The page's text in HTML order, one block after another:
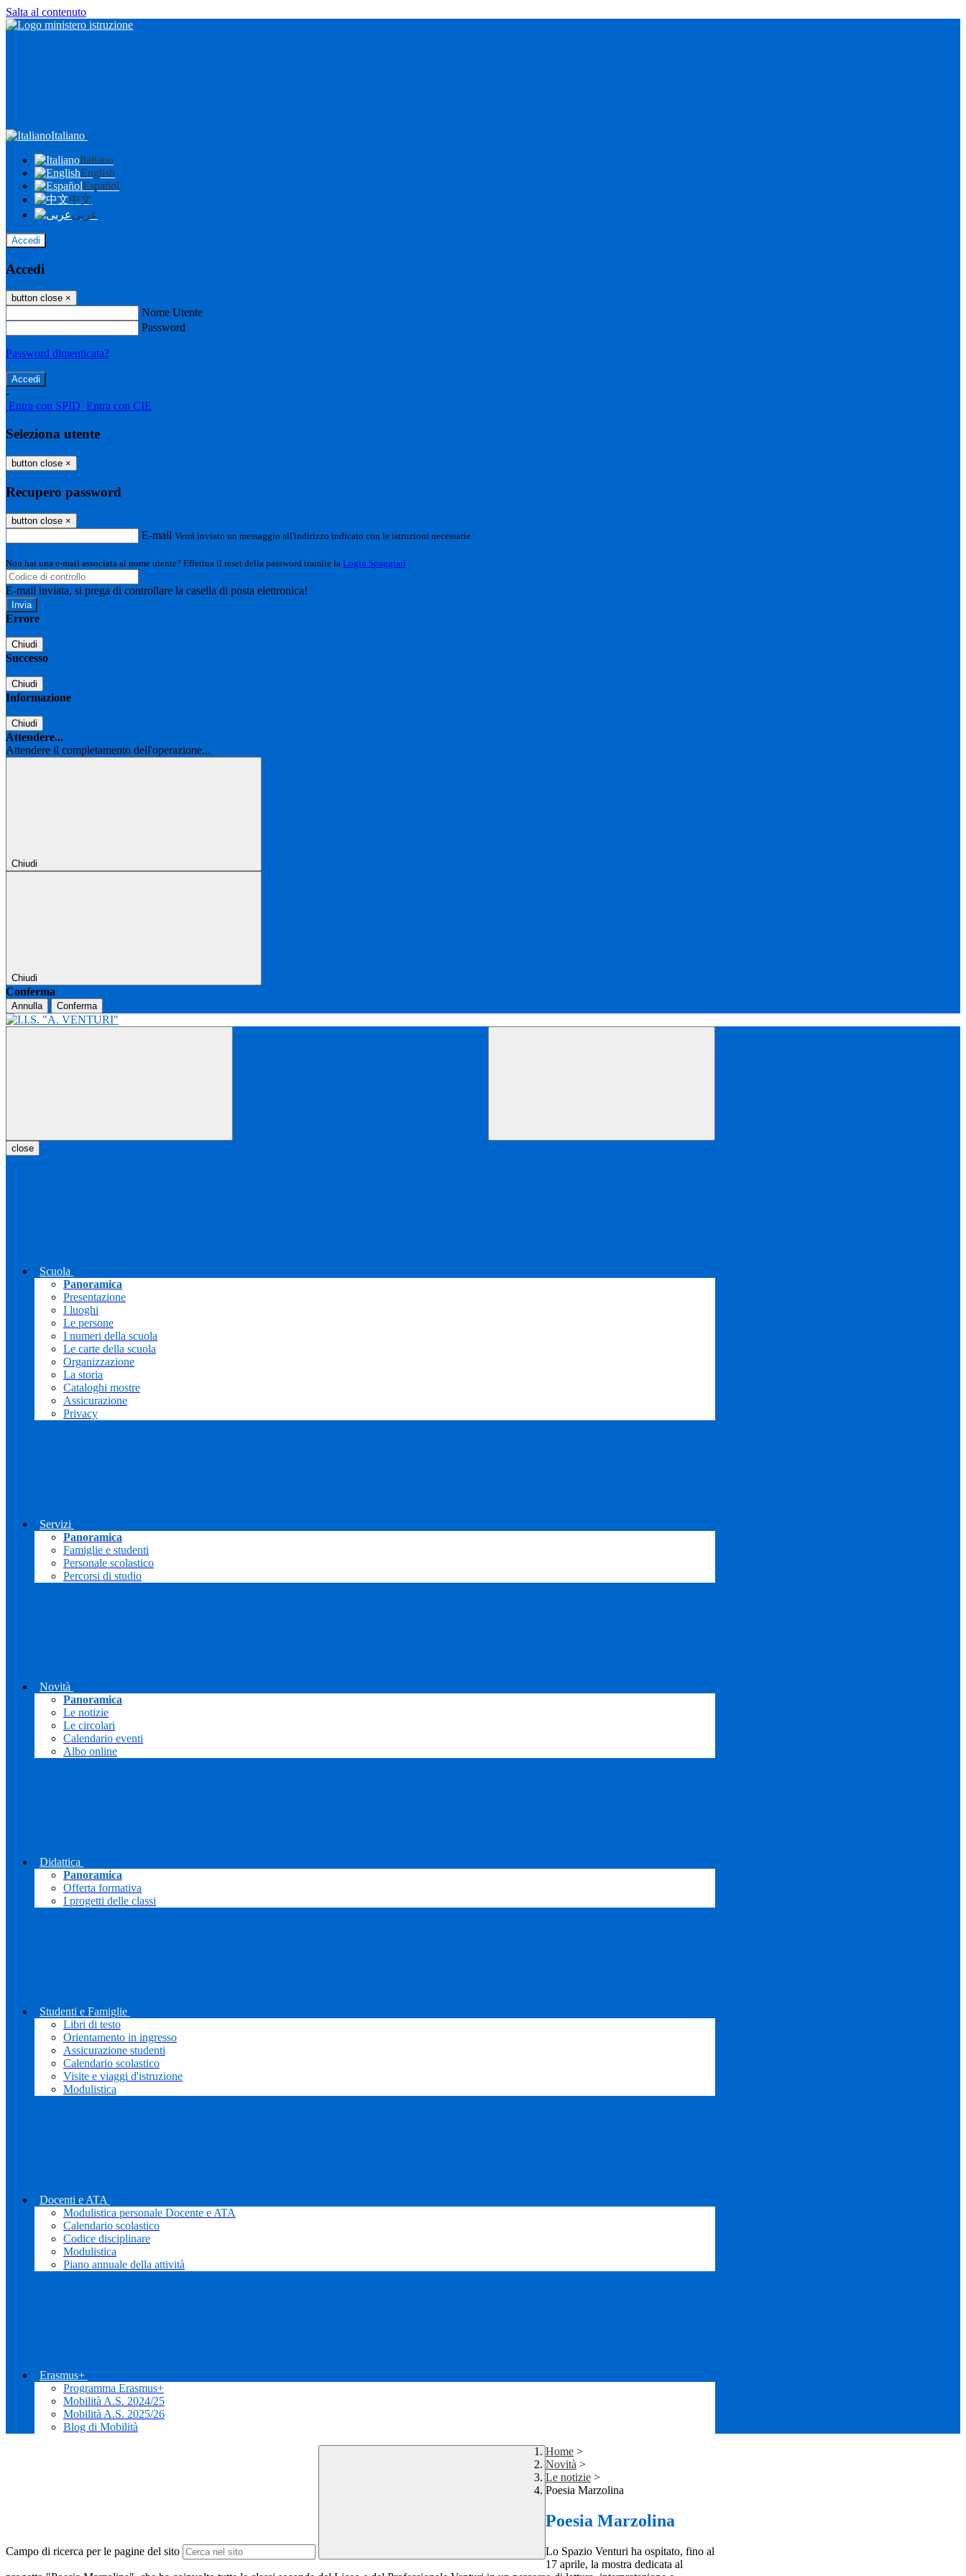
Salta al contenuto
Italiano
Italiano
English
Español
中文
عربى
Accedi
Accedi
button close ×
Nome Utente
Password
Password dimenticata?
-
Entra con SPID Entra con CIE
Seleziona utente
button close ×
Recupero password
button close ×
E-mail Verrà inviato un messaggio all'indirizzo indicato con le istruzioni necessarie.
Non hai una e-mail associata al nome utente? Effettua il reset della password tramite la Login Spaggiari
E-mail inviata, si prega di controllare la casella di posta elettronica!
Errore
Chiudi
Successo
Chiudi
Informazione
Chiudi
Attendere...
Attendere il completamento dell'operazione...
Chiudi
Chiudi
Conferma
Annulla Conferma
close
Scuola
Panoramica
Presentazione
I luoghi
Le persone
I numeri della scuola
Le carte della scuola
Organizzazione
La storia
Cataloghi mostre
Assicurazione
Privacy
Servizi
Panoramica
Famiglie e studenti
Personale scolastico
Percorsi di studio
Novità
Panoramica
Le notizie
Le circolari
Calendario eventi
Albo online
Didattica
Panoramica
Offerta formativa
I progetti delle classi
Studenti e Famiglie
Libri di testo
Orientamento in ingresso
Assicurazione studenti
Calendario scolastico
Visite e viaggi d'istruzione
Modulistica
Docenti e ATA
Modulistica personale Docente e ATA
Calendario scolastico
Codice disciplinare
Modulistica
Piano annuale della attività
Erasmus+
Programma Erasmus+
Mobilità A.S. 2024/25
Mobilità A.S. 2025/26
Blog di Mobilità
Campo di ricerca per le pagine del sito
Home >
Novità >
Le notizie >
Poesia Marzolina
Poesia Marzolina
Lo Spazio Venturi ha ospitato, fino al
17 aprile, la mostra dedicata al